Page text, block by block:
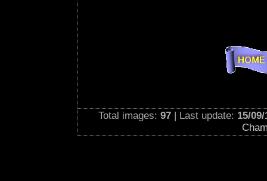
Total images: 97| Last update: 15/